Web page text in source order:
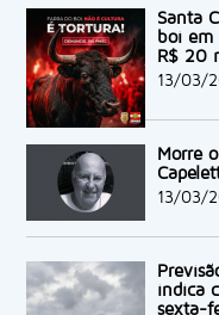
Santa
boi em
R$ 20
13/03/
Morre
13/03/
indica
sexta-